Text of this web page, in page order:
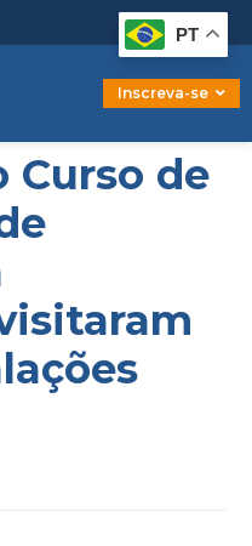
Inscreva-se
Graduação
Pós-Graduação
Mestrado
Doutorado
Curso de
PT